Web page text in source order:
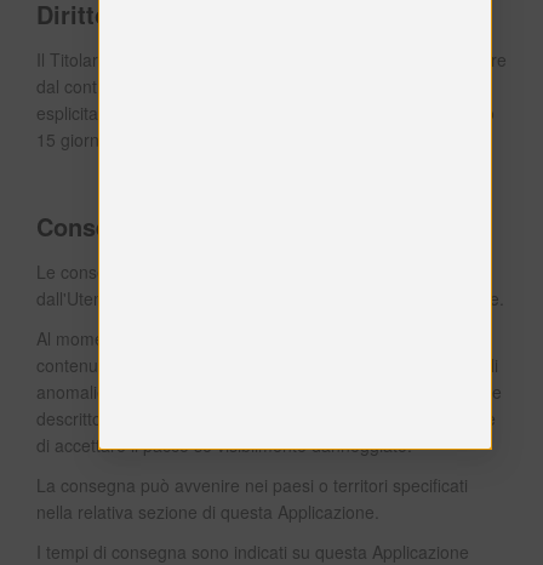
Diritto contrattuale di recesso
Il Titolare concede agli Utenti il diritto contrattuale di recedere
dal contratto d’acquisto secondo i termini e le condizioni
esplicitati nella relativa sezione di questa Applicazione entro
15 giorni dalla conclusione del contratto.
Consegna
Le consegne vengono effettuate all'indirizzo indicato
dall'Utente e con le modalità indicate nel riepilogo dell'ordine.
Al momento della consegna, gli Utenti devono verificare il
contenuto del pacco e segnalare tempestivamente eventuali
anomalie ai recapiti riportati nel presente documento o come
descritto nella bolla di consegna. Gli Utenti possono rifiutare
di accettare il pacco se visibilmente danneggiato.
La consegna può avvenire nei paesi o territori specificati
nella relativa sezione di questa Applicazione.
I tempi di consegna sono indicati su questa Applicazione